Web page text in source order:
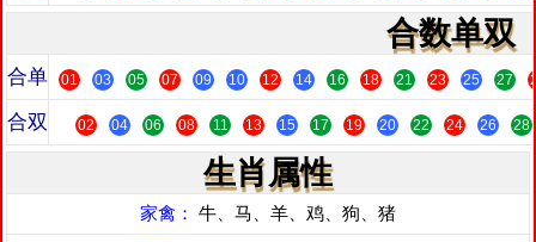
合数单双
合单 01 03 05 07 09 10 12 14 16 18 21 23 25 27
合双 02 04 06 08 11 13 15 17 19 20 22 24 26 28
生肖属性
家禽： 牛、马、羊、鸡、狗、猪